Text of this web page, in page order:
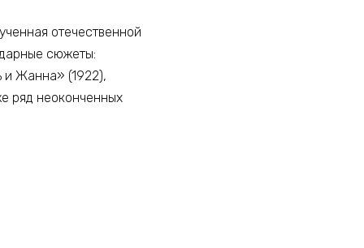
отечественной
сюжеты:
и Жанна» (1922),
ряд неоконченных